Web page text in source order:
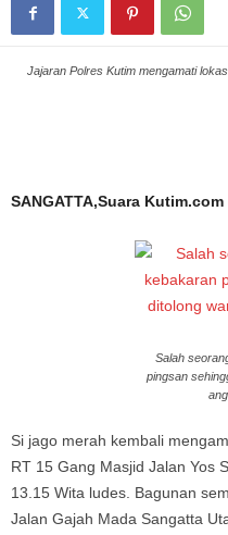
Jajaran Polres Kutim mengamati
SANGATTA,Suara Kutim.com
Salah
pingsan
Si jago merah kembali
RT 15 Gang Masjid Jalan Yos
13.15 Wita ludes. Bagunan
Jalan Gajah Mada Sangatta